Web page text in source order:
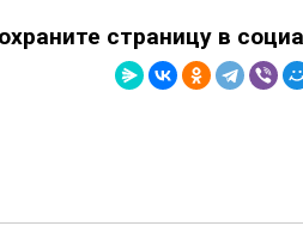
страницу в